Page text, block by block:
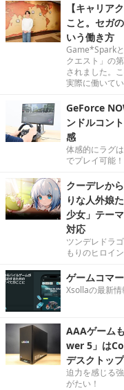
【キャリア
こと。セガ
いう働き方
Game*Spark
クエスト」の
されました。
実際に働いて
GeForce
ンドルコン
感
体感的にラグ
でプレイ可能！
クーデレか
りな人外娘
少女」テー
対応
ツンデレドラ
もりのヒロイ
ゲームコマ
Xsollaの最新情
AAAゲーム
wer 5」は
デスクトッ
迫力を感じる
がたい！